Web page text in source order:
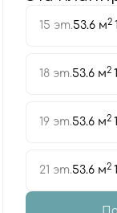
15 эт.53.6 м2
18 эт.53.6 м2
19 эт.53.6 м2
21 эт.53.6 м2